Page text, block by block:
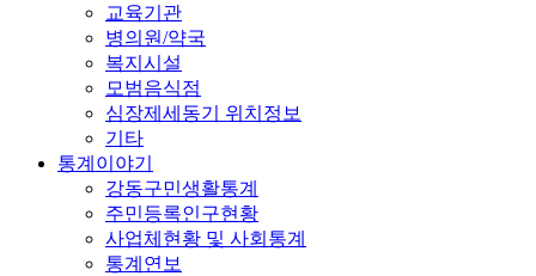
교육기관
병의원/약국
복지시설
모범음식점
심장제세동기 위치정보
기타
통계이야기
강동구민생활통계
주민등록인구현황
사업체현황 및 사회통계
통계연보